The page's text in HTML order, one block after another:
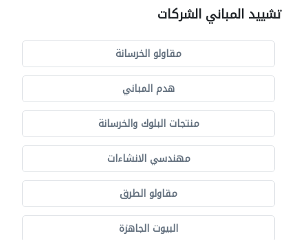
تشييد المباني الشركات
مقاولو الخرسانة
هدم المباني
منتجات البلوك والخرسانة
مهندسي الانشاءات
مقاولو الطرق
البيوت الجاهزة